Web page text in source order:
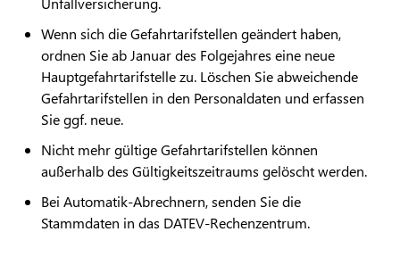
Wenn sich die Gefahrtarifstellen geändert haben,
ordnen Sie ab Januar des Folgejahres eine neue
Hauptgefahrtarifstelle zu. Löschen Sie abweichende
Gefahrtarifstellen in den Personaldaten und erfassen
Sie ggf. neue.
Nicht mehr gültige Gefahrtarifstellen können
außerhalb des Gültigkeitszeitraums gelöscht werden.
Bei Automatik-Abrechnern, senden Sie die
Stammdaten in das DATEV-Rechenzentrum.